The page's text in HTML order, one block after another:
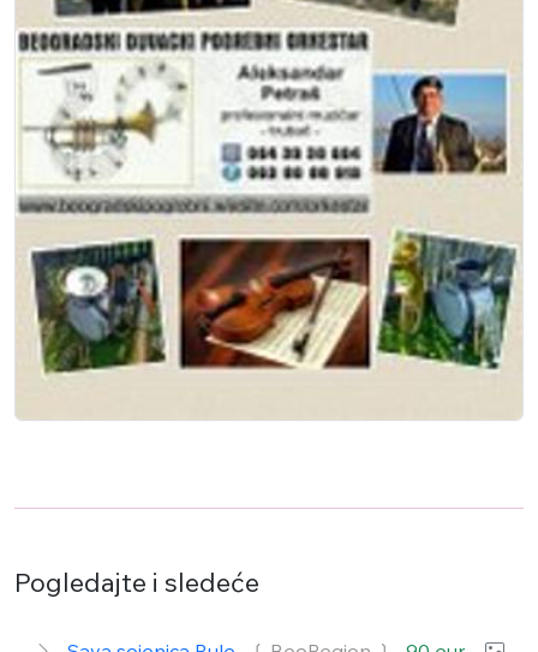
Pogledajte i sledeće